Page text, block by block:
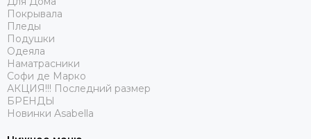
Советы по выбору
Обратите внимание на регулируемые бретельки —
они помогут идеально подогнать сорочку по фигуре.
Выбирайте модели с кружевными или сатиновыми
вставками для изящного и стильного вида.
Покрывала
Пледы
Подушки
Одеяла
Наматрасники
Софи де Марко
АКЦИЯ!!! Последний размер
БРЕНДЫ
Новинки Asabella